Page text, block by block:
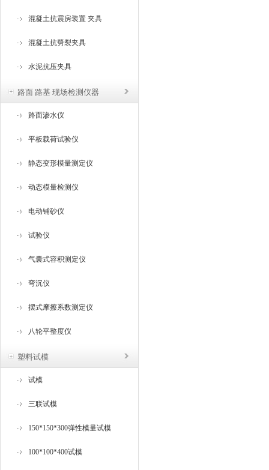
混凝土抗震房装置 夹具
混凝土抗劈裂夹具
水泥抗压夹具
路面 路基 现场检测仪器
路面渗水仪
平板载荷试验仪
静态变形模量测定仪
动态模量检测仪
电动铺砂仪
试验仪
气囊式容积测定仪
弯沉仪
摆式摩擦系数测定仪
八轮平整度仪
塑料试模
试模
三联试模
150*150*300弹性模量试模
100*100*400试模